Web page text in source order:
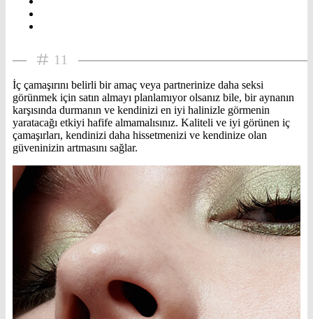
11
İç çamaşırını belirli bir amaç veya partnerinize daha seksi
görünmek için satın almayı planlamıyor olsanız bile, bir aynanın
karşısında durmanın ve kendinizi en iyi halinizle görmenin
yaratacağı etkiyi hafife almamalısınız. Kaliteli ve iyi görünen iç
çamaşırları, kendinizi daha hissetmenizi ve kendinize olan
güveninizin artmasını sağlar.